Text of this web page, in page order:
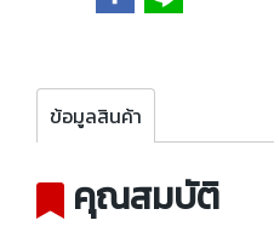
ข้อมูลสินค้า
คุณสมบัติ